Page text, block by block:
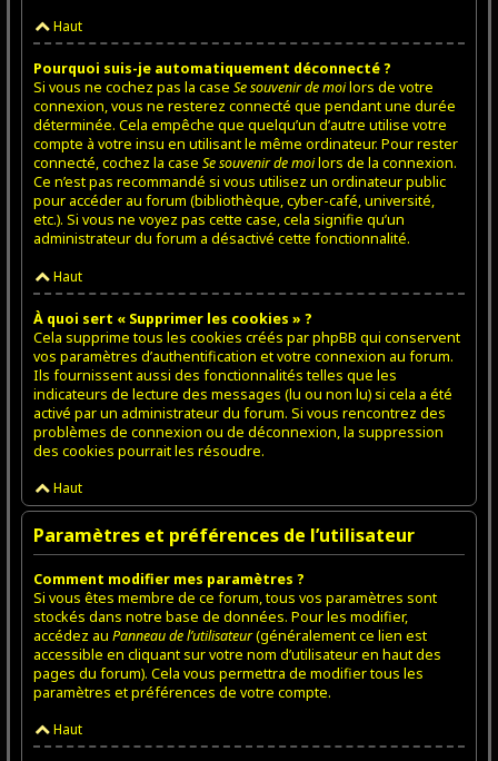
Haut
Pourquoi suis-je automatiquement déconnecté ?
Si vous ne cochez pas la case Se souvenir de moilors de votre
connexion, vous ne resterez connecté que pendant une durée
déterminée. Cela empêche que quelqu’un d’autre utilise votre
compte à votre insu en utilisant le même ordinateur. Pour rester
connecté, cochez la case Se souvenir de moilors de la connexion.
Ce n’est pas recommandé si vous utilisez un ordinateur public
pour accéder au forum (bibliothèque, cyber-café, université,
etc.). Si vous ne voyez pas cette case, cela signifie qu’un
administrateur du forum a désactivé cette fonctionnalité.
Haut
À quoi sert « Supprimer les cookies » ?
Cela supprime tous les cookies créés par phpBB qui conservent
vos paramètres d’authentification et votre connexion au forum.
Ils fournissent aussi des fonctionnalités telles que les
indicateurs de lecture des messages (lu ou non lu) si cela a été
activé par un administrateur du forum. Si vous rencontrez des
problèmes de connexion ou de déconnexion, la suppression
des cookies pourrait les résoudre.
Haut
Paramètres et préférences de l’utilisateur
Comment modifier mes paramètres ?
Si vous êtes membre de ce forum, tous vos paramètres sont
stockés dans notre base de données. Pour les modifier,
accédez au Panneau de l’utilisateur(généralement ce lien est
accessible en cliquant sur votre nom d’utilisateur en haut des
pages du forum). Cela vous permettra de modifier tous les
paramètres et préférences de votre compte.
Haut